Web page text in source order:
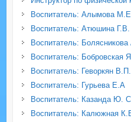
Воспитатель: Алымова М.Е.
Воспитатель: Атюшина Г.В.
Воспитатель:
Воспитатель: Бобровская
Воспитатель: Геворкян В.П.
Воспитатель: Гурьева Е.А
Воспитатель: Казанда Ю. С.
Воспитатель: Калюжная